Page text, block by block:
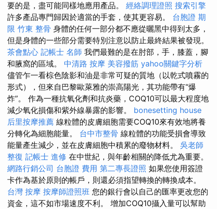
要的是，盡可能同樣地應用產品。 經絡調理證照 搜索引擎
許多產品專門歸因於適當的手套，使其更容易。 台胞證 期
限 竹東 整骨 身體的任何一部分都不應從曬黑中得到太多，
但是身體的一些部分需要特別注意以防止最終結果被發現。
茶會點心 記帳士 名師 我們最難的是在肘部，手，膝蓋，腳
和腋窩的區域。 中清路 按摩 美容撥筋 yahoo關鍵字分析
儘管乍一看棕色陰影和油是非常可疑的質地（以乾式噴霧的
形式），但來自巴黎歐萊雅的崇高陽光，其功能帶有“爆
炸”。 作為一種抗氧化劑和抗炎藥，COQ10可以最大程度地
減少氧化損傷和紫外線暴露的影響。 bonesetting house
后里按摩推薦 線粒體的皮膚細胞需要COQ10來有效地將養
分轉化為細胞能量。 台中市整骨 線粒體的功能受損會導致
能量產生減少，並在皮膚細胞中積累的廢物材料。 吳老師
整復 記帳士 進修 在中世紀，與年齡相關的降低尤為重要。
網路行銷公司 台胞證 費用 第二專長證照 如果您使用簽證
卡作為基於原則的帳戶，則還必須指望轉換的轉換成本。
台灣 按摩 按摩師證照班 您的銀行會以自己的匯率更改您的
資金，這不如市場速度不利。 增加COQ10攝入量可以幫助